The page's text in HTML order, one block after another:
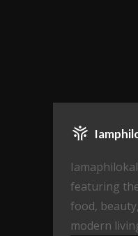
featuring
food,
modern